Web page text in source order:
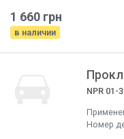
1 660 грн
в наличии
NPR 01-
Номер